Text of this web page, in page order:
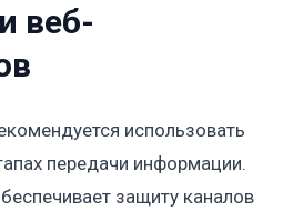
веб-
использовать
передачи информации.
защиту каналов